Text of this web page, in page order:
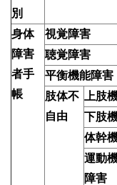
別
身体
障害
者手
帳
視覚障害
聴覚障害
平衡機能障害
肢体不
自由
上肢
下肢
体幹
運動
障害